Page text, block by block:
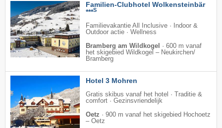
Familien-Clubhotel Wolkensteinbär
***S
Familievakantie All Inclusive · Indoor &
Outdoor actie · Wellness
Bramberg am Wildkogel
· 600 m vanaf
het skigebied Wildkogel – Neukirchen/​
Bramberg
Hotel 3 Mohren
Gratis skibus vanaf het hotel · Traditie &
comfort · Gezinsvriendelijk
Oetz · 900 m vanaf het skigebied Hochoetz
– Oetz